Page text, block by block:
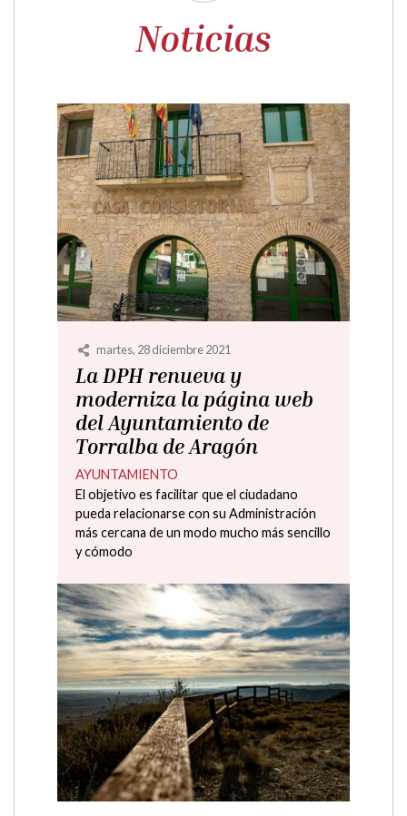
Noticias
martes, 28 diciembre 2021
La DPH renueva y
moderniza la página web
del Ayuntamiento de
Torralba de Aragón
AYUNTAMIENTO
El objetivo es facilitar que el ciudadano
pueda relacionarse con su Administración
más cercana de un modo mucho más sencillo
y cómodo